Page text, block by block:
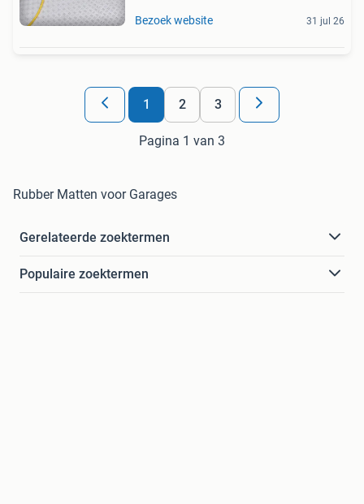
Bezoek website 31 jul 26
1 2 3
Pagina 1 van 3
Rubber Matten voor Garages
Gerelateerde zoektermen
Populaire zoektermen